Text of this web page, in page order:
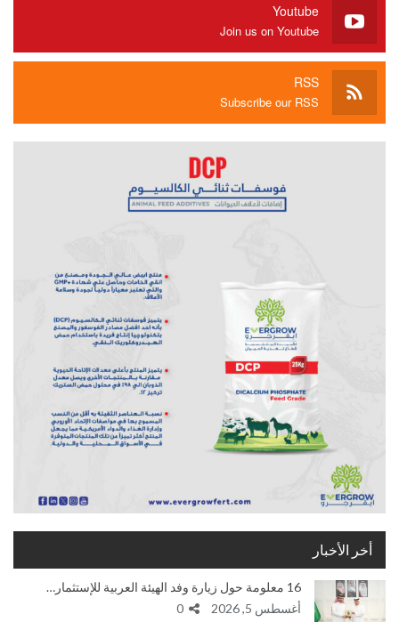
Youtube
Join us on Youtube
RSS
Subscribe our RSS
أخر الأخبار
16 معلومة حول زيارة وفد الهيئة العربية للإستثمار…
أغسطس 5, 2026